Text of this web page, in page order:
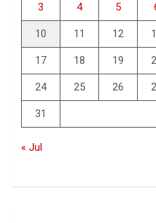
3 4 5
10 11 12
17 18 19
24 25 26
31
« Jul